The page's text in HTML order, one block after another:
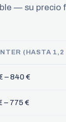
— su precio
(HASTA 1,2
– 840 €
– 775 €